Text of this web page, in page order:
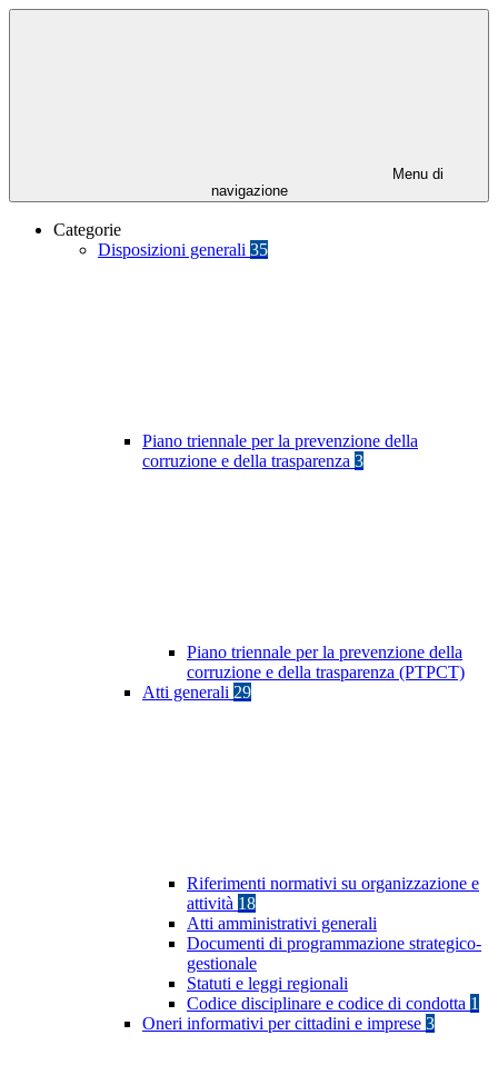
Menu di
navigazione
Categorie
Disposizioni generali 35
Piano triennale per la prevenzione della
corruzione e della trasparenza 3
Piano triennale per la prevenzione della
corruzione e della trasparenza (PTPCT)
Atti generali 29
Riferimenti normativi su organizzazione e
attività 18
Atti amministrativi generali
Documenti di programmazione strategico-
gestionale
Statuti e leggi regionali
Codice disciplinare e codice di condotta 1
Oneri informativi per cittadini e imprese 3